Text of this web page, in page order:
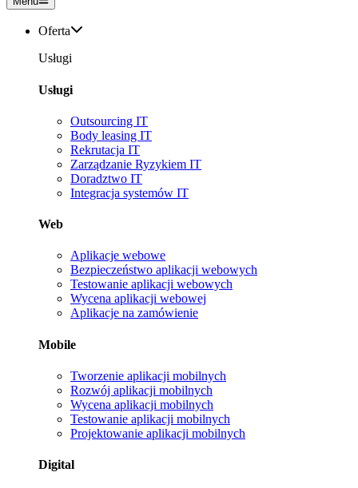
Oferta
Usługi
Usługi
Outsourcing IT
Body leasing IT
Rekrutacja IT
Zarządzanie Ryzykiem IT
Doradztwo IT
Integracja systemów IT
Web
Aplikacje webowe
Bezpieczeństwo aplikacji webowych
Testowanie aplikacji webowych
Wycena aplikacji webowej
Aplikacje na zamówienie
Mobile
Tworzenie aplikacji mobilnych
Rozwój aplikacji mobilnych
Wycena aplikacji mobilnych
Testowanie aplikacji mobilnych
Projektowanie aplikacji mobilnych
Digital